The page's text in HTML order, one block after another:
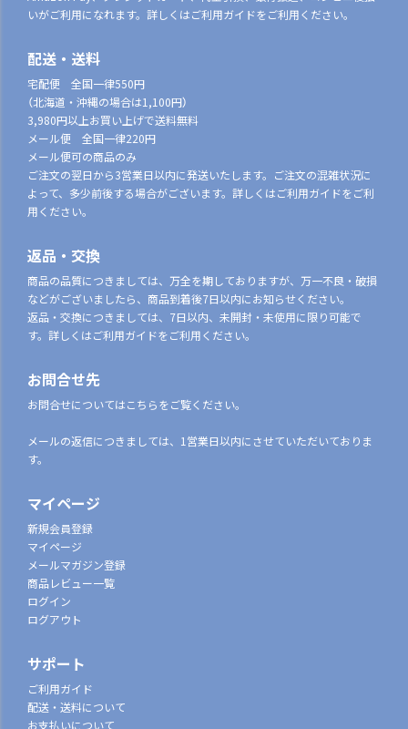
いがご利用になれます。詳しくはご利用ガイドをご利用ください。
配送・送料
宅配便 全国一律550円
（北海道・沖縄の場合は1,100円）
3,980円以上お買い上げで送料無料
メール便 全国一律220円
メール便可の商品のみ
ご注文の翌日から3営業日以内に発送いたします。ご注文の混雑状況に
よって、多少前後する場合がございます。詳しくはご利用ガイドをご利
用ください。
返品・交換
商品の品質につきましては、万全を期しておりますが、万一不良・破損
などがございましたら、商品到着後7日以内にお知らせください。
返品・交換につきましては、7日以内、未開封・未使用に限り可能で
す。詳しくはご利用ガイドをご利用ください。
お問合せ先
お問合せについてはこちらをご覧ください。
メールの返信につきましては、1営業日以内にさせていただいておりま
す。
マイページ
新規会員登録
マイページ
メールマガジン登録
商品レビュー一覧
ログイン
ログアウト
サポート
ご利用ガイド
配送・送料について
お支払いについて